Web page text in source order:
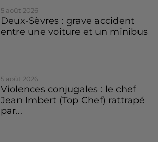
5 août 2026
Deux-Sèvres : grave accident
entre une voiture et un minibus
5 août 2026
Violences conjugales : le chef
Jean Imbert (Top Chef) rattrapé
par...